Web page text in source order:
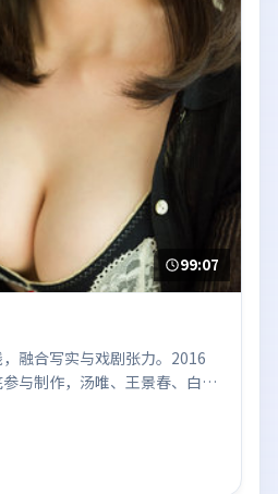
99:07
融合写实与戏剧张力。2016
与制作，汤唯、王景春、白
呈现细腻表演，影像风格统
绪曲线。